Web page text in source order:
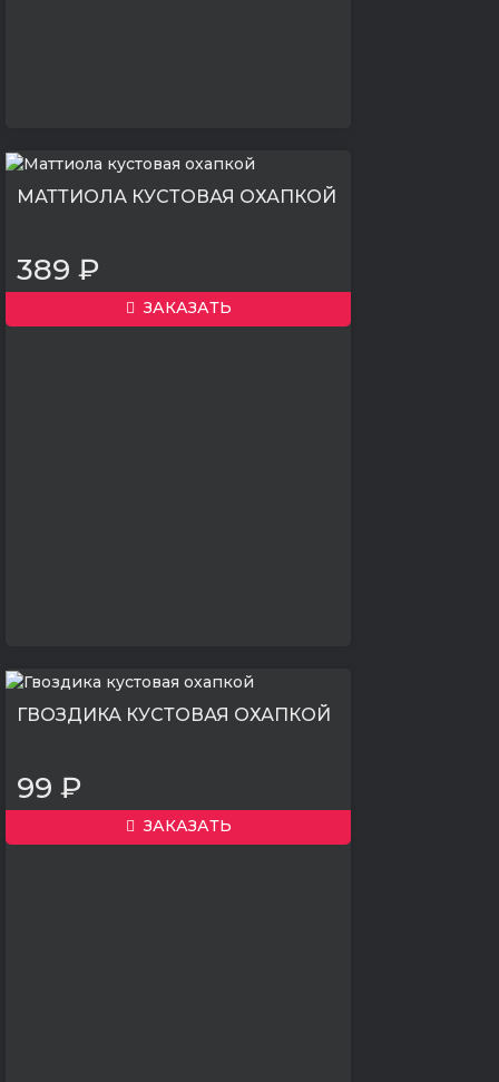
МАТТИОЛА КУСТОВАЯ ОХАПКОЙ
389 ₽
ЗАКАЗАТЬ
ГВОЗДИКА КУСТОВАЯ ОХАПКОЙ
99 ₽
ЗАКАЗАТЬ